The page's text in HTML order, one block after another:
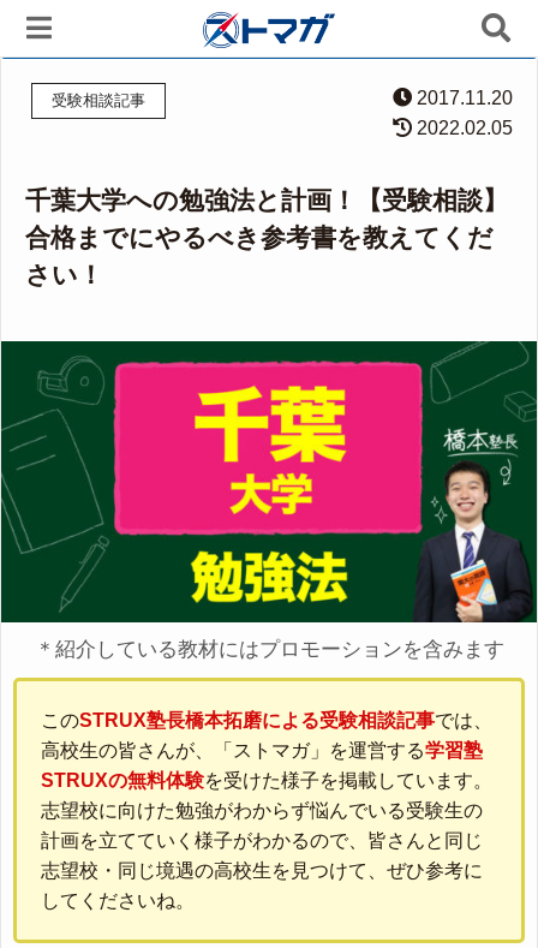
受験相談記事
2017.11.20
2022.02.05
千葉大学への勉強法と計画！【受験相談】
合格までにやるべき参考書を教えてくだ
さい！
＊紹介している教材にはプロモーションを含みます
このSTRUX塾長橋本拓磨による受験相談記事では、
高校生の皆さんが、「ストマガ」を運営する学習塾
STRUXの無料体験を受けた様子を掲載しています。
志望校に向けた勉強がわからず悩んでいる受験生の
計画を立てていく様子がわかるので、皆さんと同じ
志望校・同じ境遇の高校生を見つけて、ぜひ参考に
してくださいね。